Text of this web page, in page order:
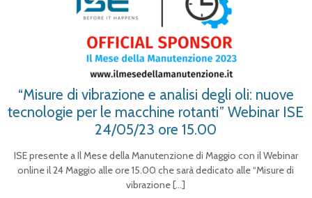
“Misure di vibrazione e analisi degli oli: nuove
tecnologie per le macchine rotanti” Webinar ISE
24/05/23 ore 15.00
ISE presente a Il Mese della Manutenzione di Maggio con il Webinar
online il 24 Maggio alle ore 15.00 che sarà dedicato alle “Misure di
vibrazione[…]